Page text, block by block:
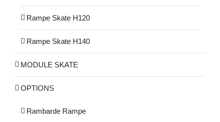
page
du
Rampe Skate H120
Rampe Skate H140
MODULE SKATE
OPTIONS
Rambarde Rampe